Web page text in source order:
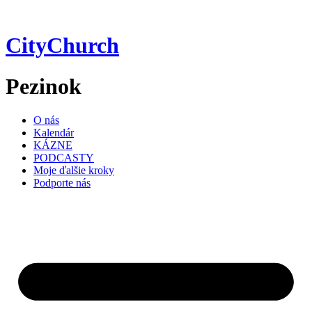
obsah
CityChurch
Pezinok
O nás
Kalendár
KÁZNE
PODCASTY
Moje ďalšie kroky
Podporte nás